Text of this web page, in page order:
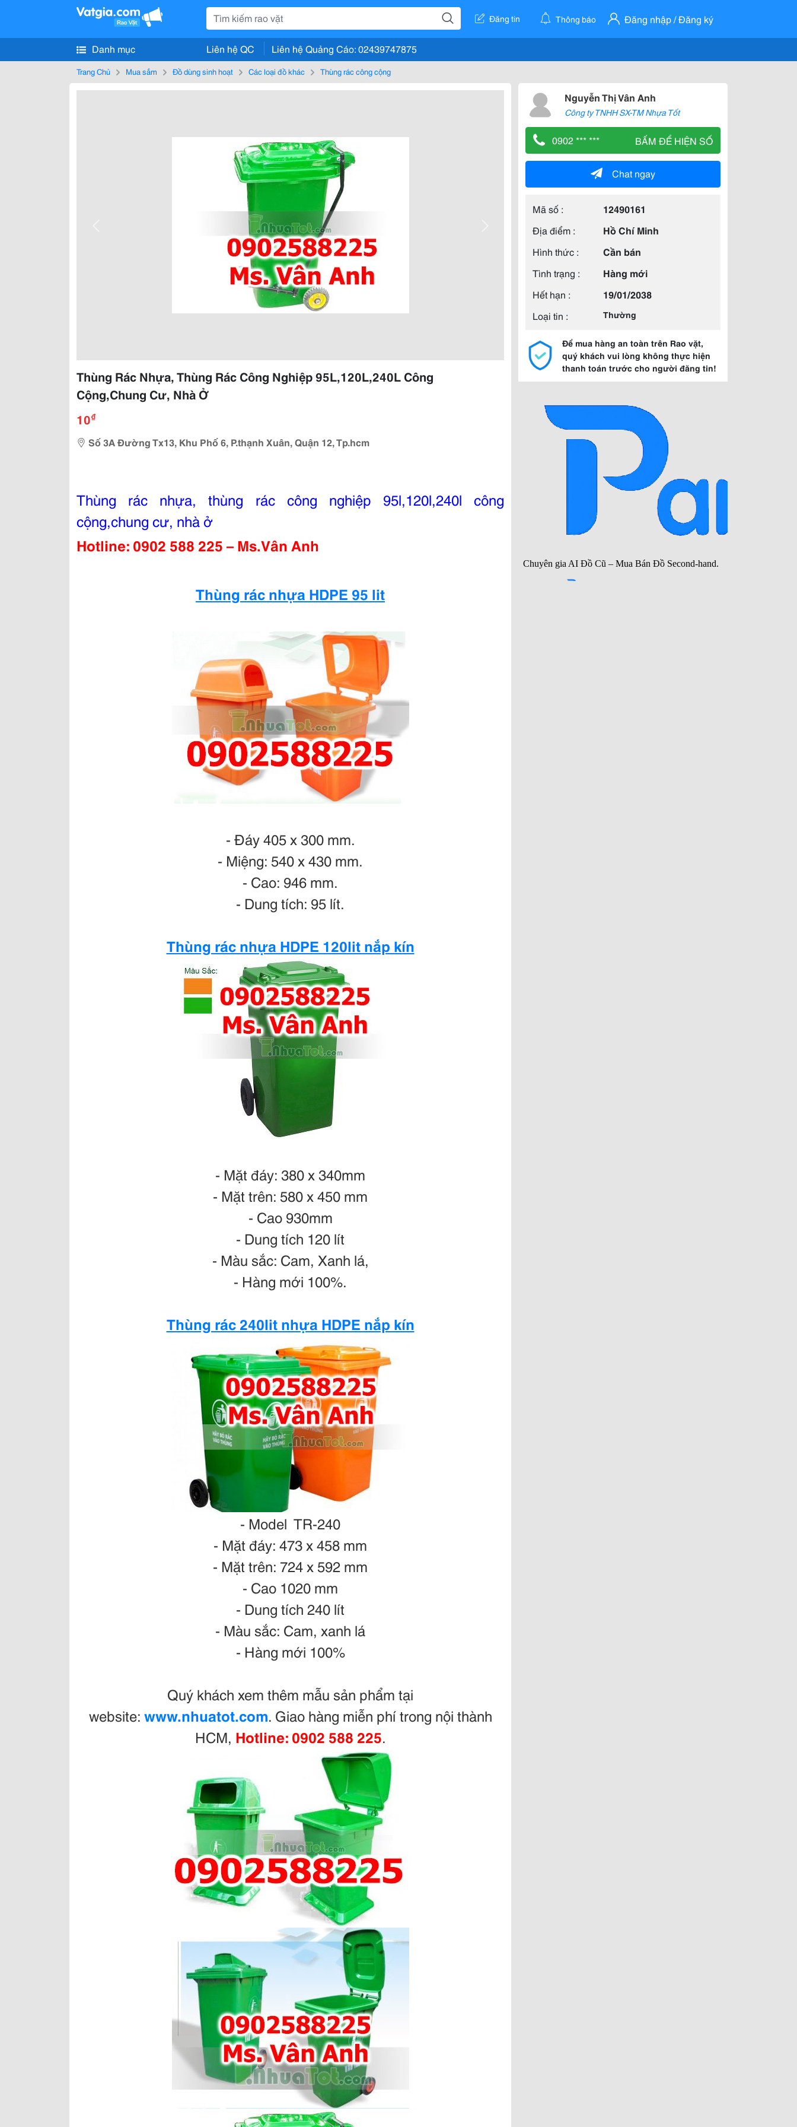
Đăng tin Thông báo Đăng nhập / Đăng ký
Danh mục Liên hệ QC Liên hệ Quảng Cáo: 02439747875
Trang Chủ Mua sắm Đồ dùng sinh hoạt Các loại đồ khác Thùng rác công cộng
Thùng Rác Nhựa, Thùng Rác Công Nghiệp 95L,120L,240L Công
Cộng,Chung Cư, Nhà Ở
10₫
Số 3A Đường Tx13, Khu Phố 6, P.thạnh Xuân, Quận 12, Tp.hcm
Thùng rác nhựa, thùng rác công nghiệp 95l,120l,240l công
cộng,chung cư, nhà ở
Hotline: 0902 588 225 – Ms.Vân Anh
Thùng rác nhựa HDPE 95 lit
- Đáy 405 x 300 mm.
- Miệng: 540 x 430 mm.
- Cao: 946 mm.
- Dung tích: 95 lít.
Thùng rác nhựa HDPE 120lit nắp kín
- Mặt đáy: 380 x 340mm
- Mặt trên: 580 x 450 mm
- Cao 930mm
- Dung tích 120 lít
- Màu sắc: Cam, Xanh lá,
- Hàng mới 100%.
Thùng rác 240lit nhựa HDPE nắp kín
- Model TR-240
- Mặt đáy: 473 x 458 mm
- Mặt trên: 724 x 592 mm
- Cao 1020 mm
- Dung tích 240 lít
- Màu sắc: Cam, xanh lá
- Hàng mới 100%
Quý khách xem thêm mẫu sản phẩm tại
website: www.nhuatot.com. Giao hàng miễn phí trong nội thành
HCM, Hotline: 0902 588 225.
Nguyễn Thị Vân Anh
Công ty TNHH SX-TM Nhựa Tốt
0902 *** *** BẤM ĐỂ HIỆN SỐ
Chat ngay
Mã số :
12490161
Địa điểm :
Hồ Chí Minh
Hình thức :
Cần bán
Tình trạng :
Hàng mới
Hết hạn :
19/01/2038
Loại tin :
Thường
Để mua hàng an toàn trên Rao vặt,
quý khách vui lòng không thực hiện
thanh toán trước cho người đăng tin!